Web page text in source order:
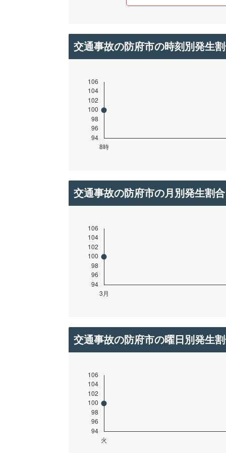
交通事故の防府市の時刻別発生
交通事故の防府市の月別発生割合
交通事故の防府市の曜日別発生